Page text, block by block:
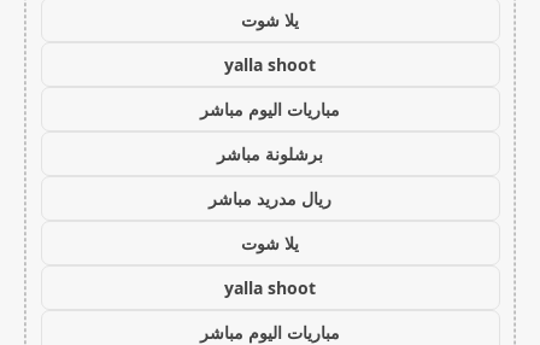
يلا شوت
yalla shoot
مباريات اليوم مباشر
برشلونة مباشر
ريال مدريد مباشر
يلا شوت
yalla shoot
مباريات اليوم مباشر